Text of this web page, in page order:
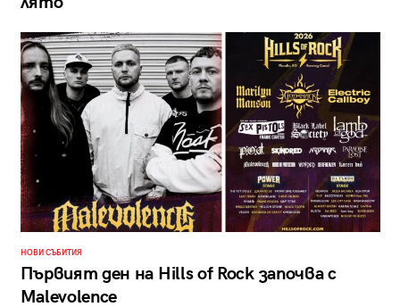
НОВИ СЪБИТИЯ
Първият ден на Hills of Rock започва с
Malevolence